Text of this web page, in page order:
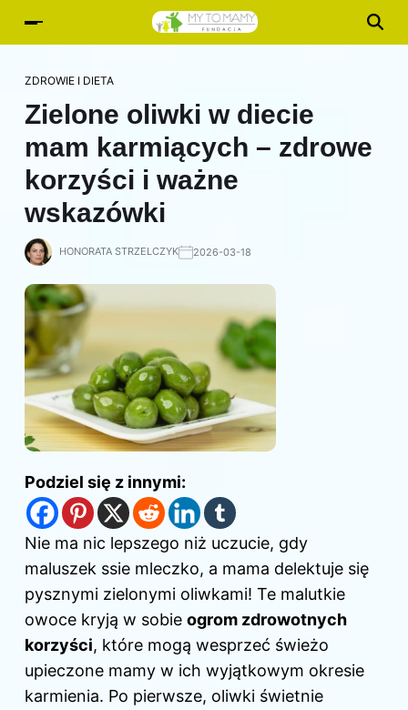
ZDROWIE I DIETA
Zielone oliwki w diecie
mam karmiących – zdrowe
korzyści i ważne
wskazówki
HONORATA STRZELCZYK 2026-03-18
Podziel się z innymi:
Nie ma nic lepszego niż uczucie, gdy
maluszek ssie mleczko, a mama delektuje się
pysznymi zielonymi oliwkami! Te malutkie
owoce kryją w sobie ogrom zdrowotnych
korzyści, które mogą wesprzeć świeżo
upieczone mamy w ich wyjątkowym okresie
karmienia. Po pierwsze, oliwki świetnie